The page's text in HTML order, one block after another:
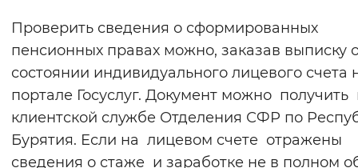
Проверить сведения о сформированных
пенсионных правах можно, заказав выписку
состоянии индивидуального лицевого счета
портале Госуслуг. Документ можно получить
клиентской службе Отделения СФР по
Бурятия. Если на лицевом счете отражены
сведения о стаже и заработке не в полном